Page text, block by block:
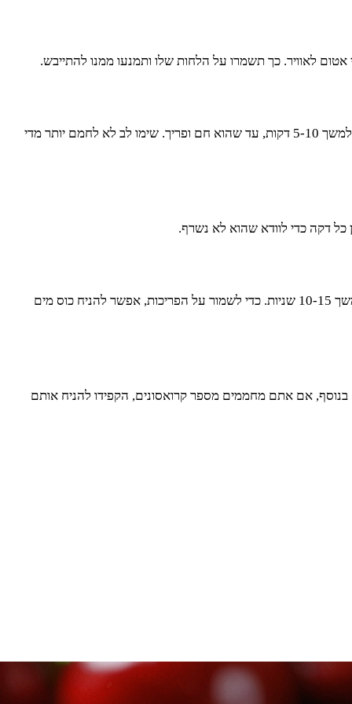
לאוויר. כך תשמרו על הלחות שלו ותמנעו ממנו להתייבש.
הדרך הטובה ביותר לחמם קרואסון היא בתנור. חממו את התנור ל-180 מעלות צלזיוס והניחו את הקרואסון על תבנית עם נייר אפייה. חממו אותו למשך 5-10 דקות, עד שהוא חם ופריך. שימו לב לא לחמם יותר מדי
המיקרוגל הוא לא הבחירה האידיאלית, אבל אם אתם ממהרים, אפשר להשתמש בו. הניחו את הקרואסון על צלחת מתאימה למיקרוגל וחממו למשך 10-15 שניות. כדי לשמור על הפריכות, אפשר להניח כוס מים
אם אתם מחממים מספר קרואסונים, הקפידו להניח אותם